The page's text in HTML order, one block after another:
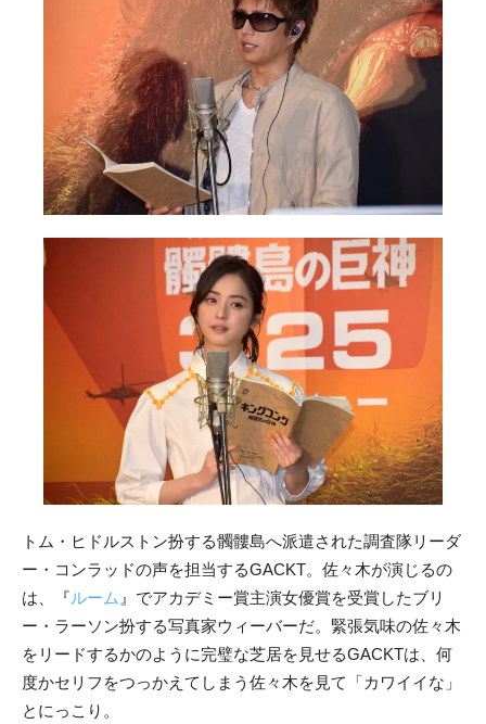
トム・ヒドルストン扮する髑髏島へ派遣された調査隊リーダ
ー・コンラッドの声を担当するGACKT。佐々木が演じるの
は、『ルーム 』でアカデミー賞主演女優賞を受賞したブリ
ー・ラーソン扮する写真家ウィーバーだ。緊張気味の佐々木
をリードするかのように完璧な芝居を見せるGACKTは、何
度かセリフをつっかえてしまう佐々木を見て「カワイイな」
とにっこり。